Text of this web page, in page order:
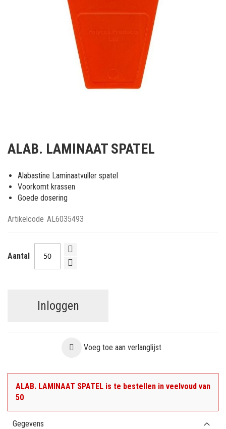
het
van
de
afbeeldingen-
ALAB. LAMINAAT SPATEL
Alabastine Laminaatvuller spatel
Voorkomt krassen
Goede dosering
Artikelcode AL6035493
Aantal
Inloggen
Voeg toe aan verlanglijst
ALAB. LAMINAAT SPATEL is te bestellen in veelvoud van
50
Gegevens